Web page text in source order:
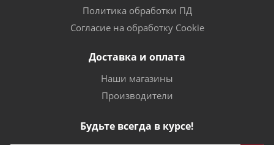
Политика обработки ПД
Согласие на обработку Cookie
Доставка и оплата
Наши магазины
Производители
Будьте всегда в курсе!